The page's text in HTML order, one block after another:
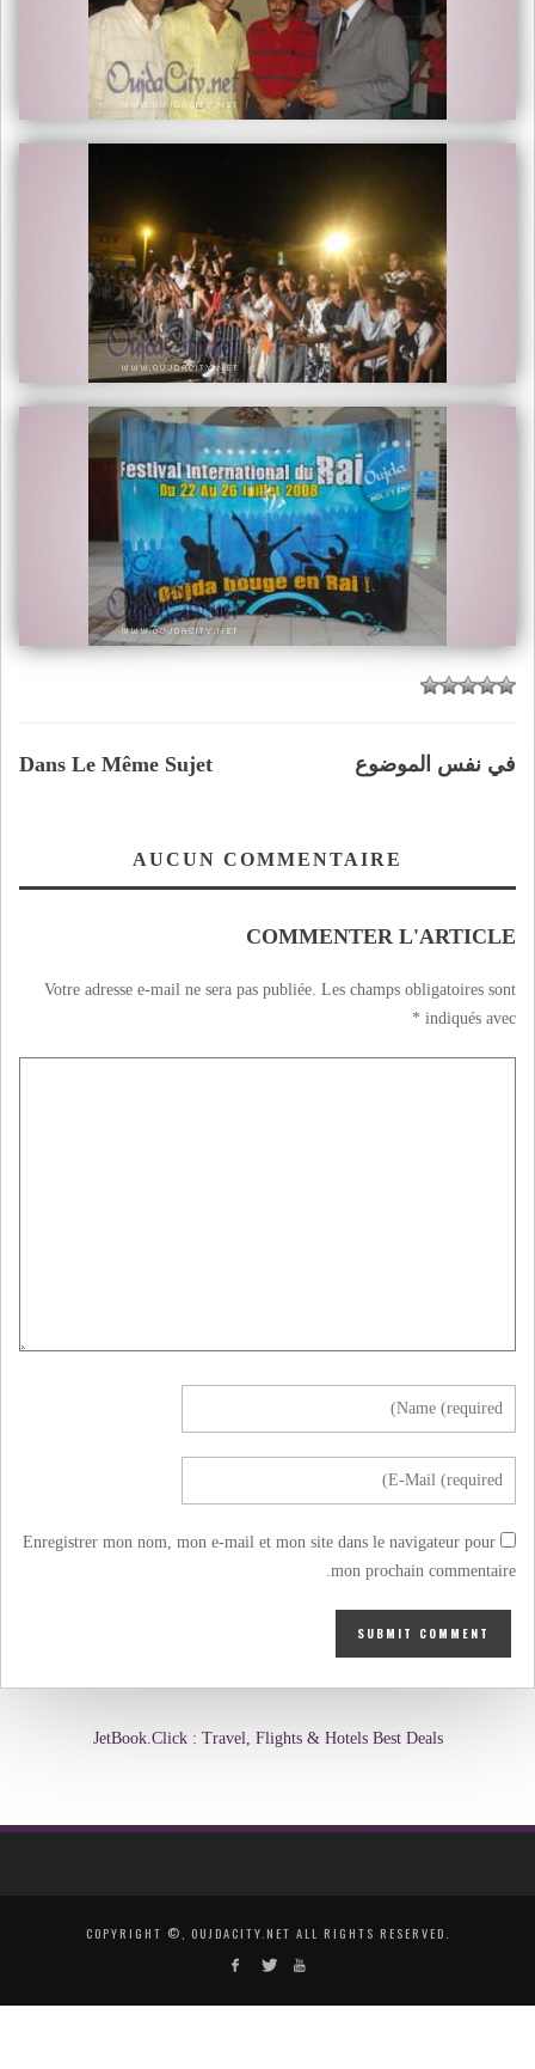
Dans Le Même Sujet في نفس الموضوع
AUCUN COMMENTAIRE
COMMENTER L'ARTICLE
Votre adresse e-mail ne sera pas publiée. Les champs obligatoires sont
indiqués avec
*
Enregistrer mon nom, mon e-mail et mon site dans le navigateur pour
mon prochain commentaire.
JetBook.Click : Travel, Flights & Hotels Best Deals
COPYRIGHT ©, OUJDACITY.NET ALL RIGHTS RESERVED.